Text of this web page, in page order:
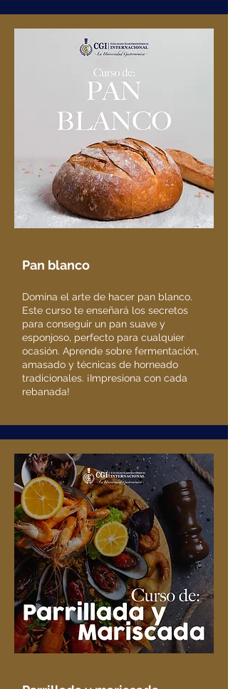
Pan blanco
Domina el arte de hacer pan blanco.
Este curso te enseñará los secretos
para conseguir un pan suave y
esponjoso, perfecto para cualquier
ocasión. Aprende sobre fermentación,
amasado y técnicas de horneado
tradicionales. ¡Impresiona con cada
rebanada!